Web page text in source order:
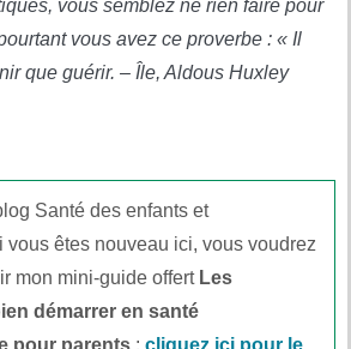
vous semblez ne rien faire pour
vous avez ce proverbe : « Il
que guérir. – Île, Aldous Huxley
Santé des enfants et
vous êtes nouveau ici, vous voudrez
mon mini-guide offert Les
démarrer en santé